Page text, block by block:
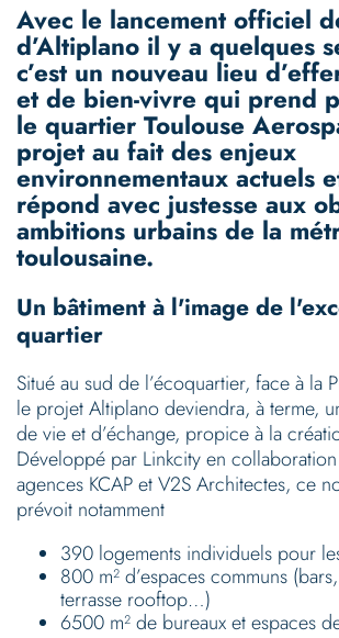
Avec le lancement officiel
d’Altiplano il y a quelques
c’est un nouveau lieu
et de bien-vivre qui prend
le quartier Toulouse
projet au fait des enjeux
environnementaux actuels
répond avec justesse aux
ambitions urbains de la
toulousaine.
Un bâtiment à l'image de
quartier
Situé au sud de l’écoquartier, face à la
le projet Altiplano deviendra, à terme,
de vie et d’échange, propice à la
Développé par Linkcity en
agences KCAP et V2S Architectes, ce
prévoit notamment
390 logements individuels pour
800 m² d’espaces communs
terrasse rooftop…)
6500 m² de bureaux et espaces